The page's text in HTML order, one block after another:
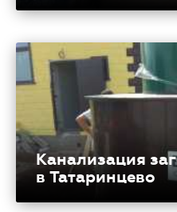
Канализация
в Татаринцево